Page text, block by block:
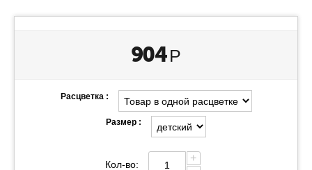
904 Р
Расцветка :
Размер :
Кол-во:
+